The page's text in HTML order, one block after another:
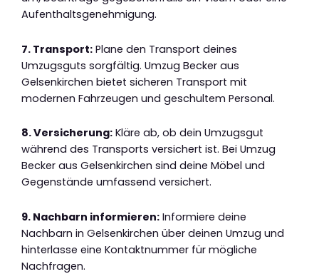
Aufenthaltsgenehmigung.
7. Transport: Plane den Transport deines
Umzugsguts sorgfältig. Umzug Becker aus
Gelsenkirchen bietet sicheren Transport mit
modernen Fahrzeugen und geschultem Personal.
8. Versicherung: Kläre ab, ob dein Umzugsgut
während des Transports versichert ist. Bei Umzug
Becker aus Gelsenkirchen sind deine Möbel und
Gegenstände umfassend versichert.
9. Nachbarn informieren: Informiere deine
Nachbarn in Gelsenkirchen über deinen Umzug und
hinterlasse eine Kontaktnummer für mögliche
Nachfragen.